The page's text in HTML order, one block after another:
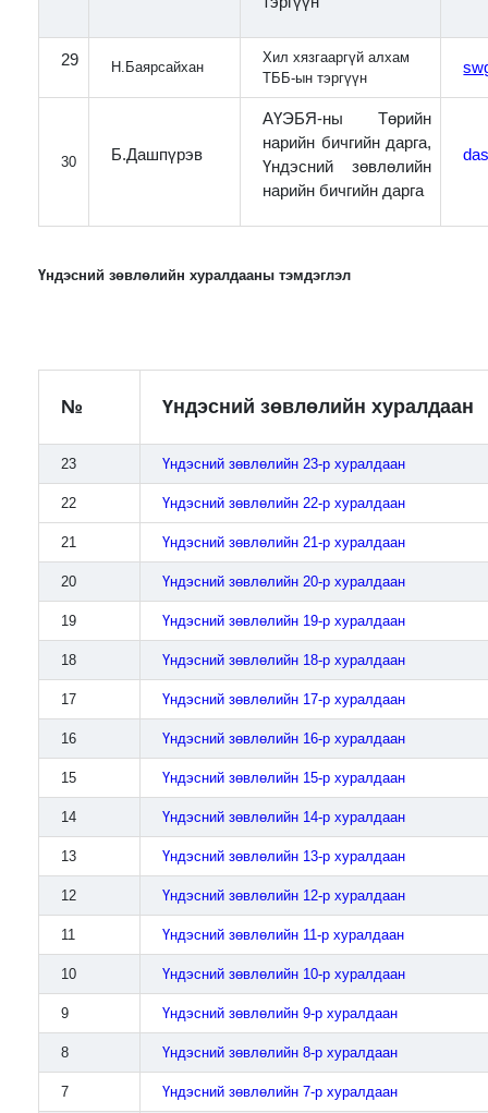
29 Н.Баярсайхан
Хил хязгааргүй алхам
ТББ-ын тэргүүн
30 Б.Дашпүрэв
АҮЭБЯ-ны Төрийн
нарийн бичгийн дарга,
Үндэсний зөвлөлийн
нарийн бичгийн дарга
Үндэсний зөвлөлийн хуралдааны тэмдэглэл
№ Үндэсний зөвлөлийн хуралдаан
23 Үндэсний зөвлөлийн 23-р хуралдаан
22 Үндэсний зөвлөлийн 22-р хуралдаан
21 Үндэсний зөвлөлийн 21-р хуралдаан
20 Үндэсний зөвлөлийн 20-р хуралдаан
19 Үндэсний зөвлөлийн 19-р хуралдаан
18 Үндэсний зөвлөлийн 18-р хуралдаан
17 Үндэсний зөвлөлийн 17-р хуралдаан
16 Үндэсний зөвлөлийн 16-р хуралдаан
15 Үндэсний зөвлөлийн 15-р хуралдаан
14 Үндэсний зөвлөлийн 14-р хуралдаан
13 Үндэсний зөвлөлийн 13-р хуралдаан
12 Үндэсний зөвлөлийн 12-р хуралдаан
11 Үндэсний зөвлөлийн 11-р хуралдаан
10 Үндэсний зөвлөлийн 10-р хуралдаан
9 Үндэсний зөвлөлийн 9-р хуралдаан
8 Үндэсний зөвлөлийн 8-р хуралдаан
7 Үндэсний зөвлөлийн 7-р хуралдаан